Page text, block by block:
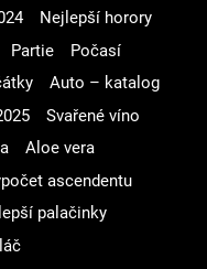
Nejlepší horory
Partie
Počasí
Auto – katalog
Svařené víno
Aloe vera
ascendentu
palačinky